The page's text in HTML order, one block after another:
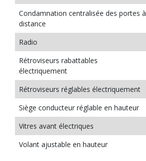
Condamnation centralisée des portes à
distance
Radio
Rétroviseurs rabattables
électriquement
Rétroviseurs réglables électriquement
Siège conducteur réglable en hauteur
Vitres avant électriques
Volant ajustable en hauteur